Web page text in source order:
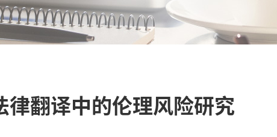
翻译中的伦理风险研究